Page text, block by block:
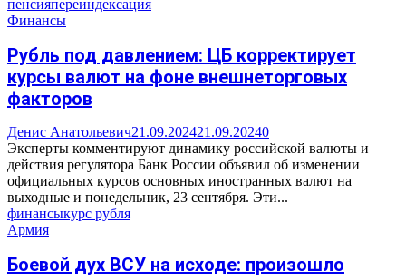
пенсияпереиндексация
Финансы
Рубль под давлением: ЦБ корректирует
курсы валют на фоне внешнеторговых
факторов
Денис Анатольевич21.09.202421.09.20240
Эксперты комментируют динамику российской валюты и
действия регулятора Банк России объявил об изменении
официальных курсов основных иностранных валют на
выходные и понедельник, 23 сентября. Эти...
финансыкурс рубля
Армия
Боевой дух ВСУ на исходе: произошло